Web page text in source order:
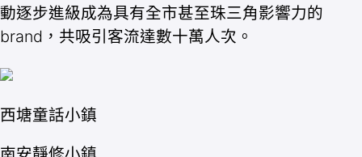
動逐步進級成為具有全市甚至珠三角影響力的
brand，共吸引客流達數十萬人次。
西塘童話小鎮